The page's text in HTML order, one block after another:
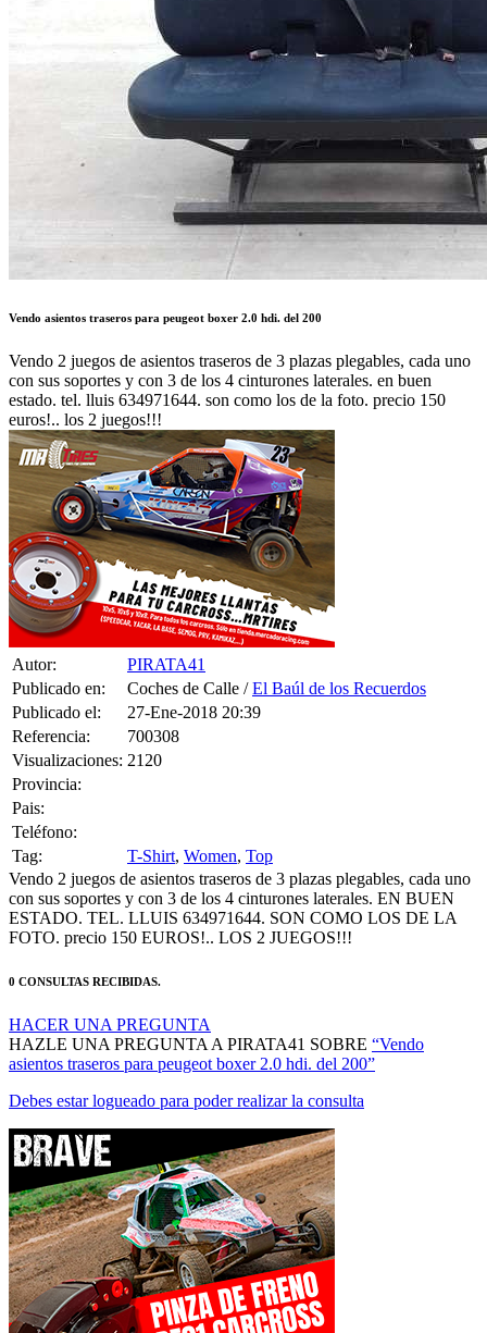
con sus soportes y con 3 de los 4 cinturones laterales. en buen
estado. tel. lluis 634971644. son como los de la foto. precio 150
euros!.. los 2 juegos!!!
Autor:
PIRATA41
Publicado en:
Coches de Calle /
Publicado el:
27-Ene-2018 20:39
Referencia:
700308
Visualizaciones:
2120
Provincia:
Pais:
Teléfono:
Tag:
Vendo 2 juegos de asientos traseros de 3 plazas plegables, cada uno
con sus soportes y con 3 de los 4 cinturones laterales. EN BUEN
ESTADO. TEL. LLUIS 634971644. SON COMO LOS DE LA
FOTO. precio 150 EUROS!.. LOS 2 JUEGOS!!!
HAZLE UNA PREGUNTA A PIRATA41 SOBRE
asientos traseros para peugeot boxer 2.0 hdi. del 200”
Debes estar logueado para poder realizar la consulta